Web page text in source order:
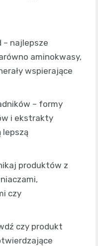
– najlepsze
aminokwasy,
wspierające
– formy
i ekstrakty
lepszą
produktów z
czy
czy produkt